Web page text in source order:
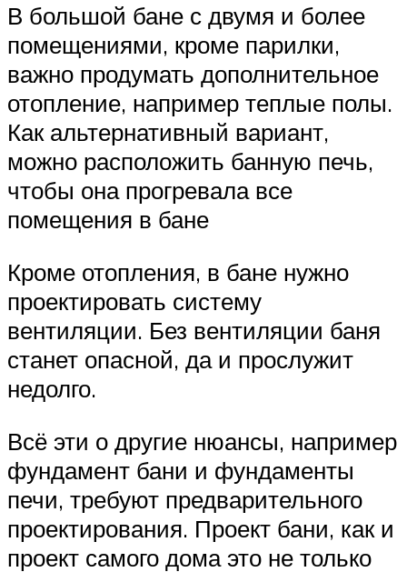
В большой бане с двумя и более
помещениями, кроме парилки,
важно продумать дополнительное
отопление, например теплые полы.
Как альтернативный вариант,
можно расположить банную печь,
чтобы она прогревала все
помещения в бане
Кроме отопления, в бане нужно
проектировать систему
вентиляции. Без вентиляции баня
станет опасной, да и прослужит
недолго.
Всё эти о другие нюансы, например
фундамент бани и фундаменты
печи, требуют предварительного
проектирования. Проект бани, как и
проект самого дома это не только